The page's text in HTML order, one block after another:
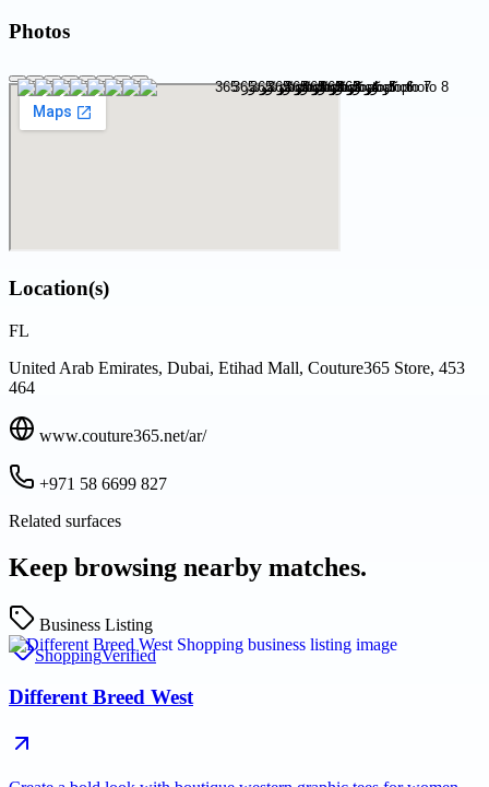
Photos
Location(s)
FL
United Arab Emirates, Dubai, Etihad Mall, Couture365 Store, 453
464
www.couture365.net/ar/
+971 58 6699 827
Related surfaces
Keep browsing nearby matches.
Business Listing
ShoppingVerified
Different Breed West